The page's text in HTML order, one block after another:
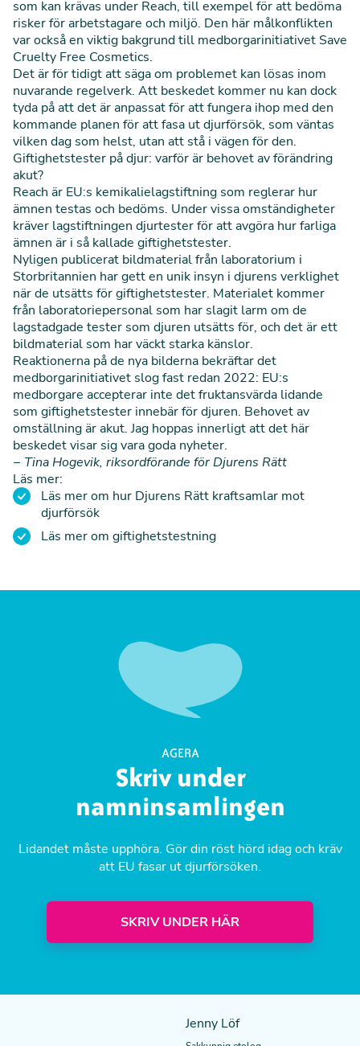
som kan krävas under Reach, till exempel för att bedöma
risker för arbetstagare och miljö. Den här målkonflikten
var också en viktig bakgrund till medborgarinitiativet Save
Cruelty Free Cosmetics.
Det är för tidigt att säga om problemet kan lösas inom
nuvarande regelverk. Att beskedet kommer nu kan dock
tyda på att det är anpassat för att fungera ihop med den
kommande planen för att fasa ut djurförsök, som väntas
vilken dag som helst, utan att stå i vägen för den.
Giftighetstester på djur: varför är behovet av förändring
akut?
Reach är EU:s kemikalielagstiftning som reglerar hur
ämnen testas och bedöms. Under vissa omständigheter
kräver lagstiftningen djurtester för att avgöra hur farliga
ämnen är i så kallade giftighetstester.
Nyligen publicerat bildmaterial från laboratorium i
Storbritannien har gett en unik insyn i djurens verklighet
när de utsätts för giftighetstester. Materialet kommer
från laboratoriepersonal som har slagit larm om de
lagstadgade tester som djuren utsätts för, och det är ett
bildmaterial som har väckt starka känslor.
Reaktionerna på de nya bilderna bekräftar det
medborgarinitiativet slog fast redan 2022: EU:s
medborgare accepterar inte det fruktansvärda lidande
som giftighetstester innebär för djuren. Behovet av
omställning är akut. Jag hoppas innerligt att det här
beskedet visar sig vara goda nyheter.
− Tina Hogevik, riksordförande för Djurens Rätt
Läs mer:
Läs mer om hur Djurens Rätt kraftsamlar mot
djurförsök
Läs mer om giftighetstestning
AGERA
Skriv under
namninsamlingen
Lidandet måste upphöra. Gör din röst hörd idag och kräv
att EU fasar ut djurförsöken.
SKRIV UNDER HÄR
Jenny Löf